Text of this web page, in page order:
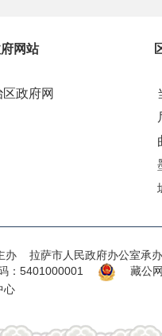
网站
政府网
办 拉萨市人民政府办公室承办
：5401000001
藏公
心